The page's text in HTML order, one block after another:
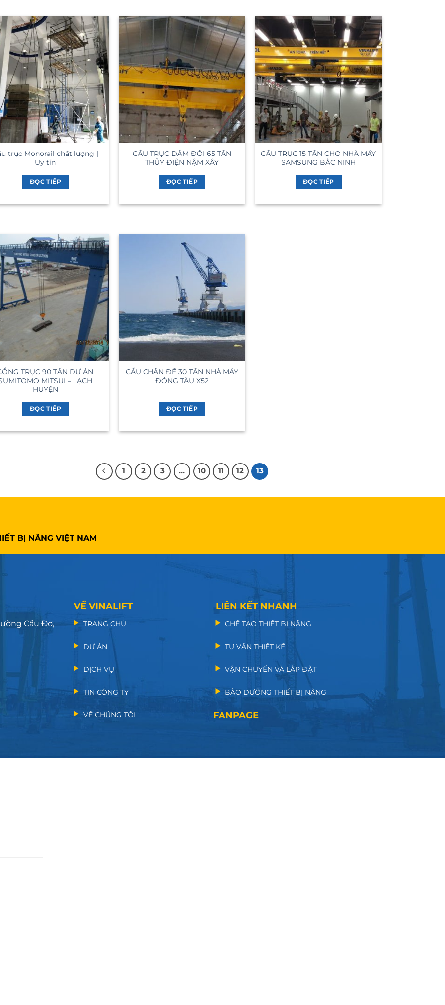
trục Monorail chất lượng |
Uy tín
ĐỌC TIẾP
CẦU TRỤC DẦM ĐÔI 65 TẤN
THỦY ĐIỆN NẬM XÂY
ĐỌC TIẾP
CẦU TRỤC 15 TẤN CHO NHÀ MÁY
SAMSUNG BẮC NINH
ĐỌC TIẾP
TRỤC 90 TẤN DỰ ÁN
MITSUI – LẠCH
HUYỆN
ĐỌC TIẾP
CẨU CHÂN ĐẾ 30 TẤN NHÀ MÁY
ĐÓNG TÀU X52
ĐỌC TIẾP
1 2 3 … 10 11 12 13
BỊ NÂNG VIỆT NAM
Cầu Đơ,
VỀ VINALIFT
TRANG CHỦ
DỰ ÁN
DỊCH VỤ
TIN CÔNG TY
VỀ CHÚNG TÔI
LIÊN KẾT NHANH
CHẾ TẠO THIẾT BỊ NÂNG
TƯ VẤN THIẾT KẾ
VẬN CHUYỂN VÀ LẮP ĐẶT
BẢO DƯỠNG THIẾT BỊ NÂNG
FANPAGE